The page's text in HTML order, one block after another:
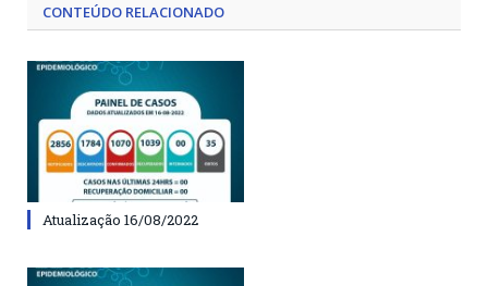
CONTEÚDO RELACIONADO
Atualização 16/08/2022